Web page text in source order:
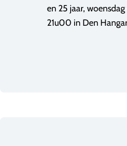
en 25 jaar,
21u00 in Den